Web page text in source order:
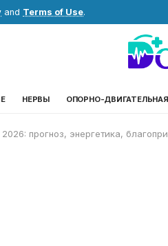
and Terms of Use.
НЕРВЫ ОПОРНО-
прогноз, энергетика,